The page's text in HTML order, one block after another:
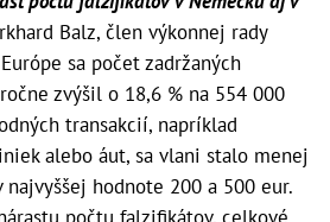
Balz, člen výkonnej rady
sa počet zadržaných
zvýšil o 18,6 % na 554 000
transakcií, napríklad
alebo áut, sa vlani stalo menej
najvyššej hodnote 200 a 500 eur.